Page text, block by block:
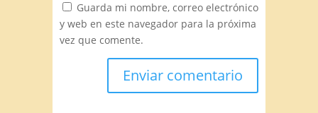
Guarda mi nombre, correo electrónico
y web en este navegador para la próxima
vez que comente.